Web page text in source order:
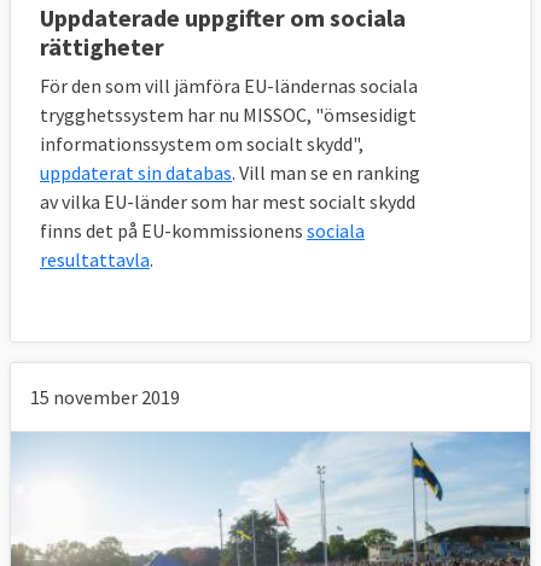
Uppdaterade uppgifter om sociala
rättigheter
För den som vill jämföra EU-ländernas sociala
trygghetssystem har nu MISSOC, "ömsesidigt
informationssystem om socialt skydd",
uppdaterat sin databas. Vill man se en ranking
av vilka EU-länder som har mest socialt skydd
finns det på EU-kommissionens sociala
resultattavla.
15 november 2019